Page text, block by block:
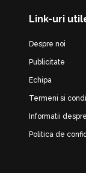
Link-uri
Despre noi
Publicitate
Echipa
Termeni si
Informatii
Politica de